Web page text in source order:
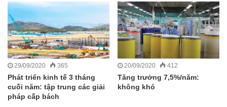
29/09/2020 365
Phát triển kinh tế 3 tháng
cuối năm: tập trung các giải
pháp cấp bách
20/09/2020 412
Tăng trưởng 7,5%/năm:
không khó